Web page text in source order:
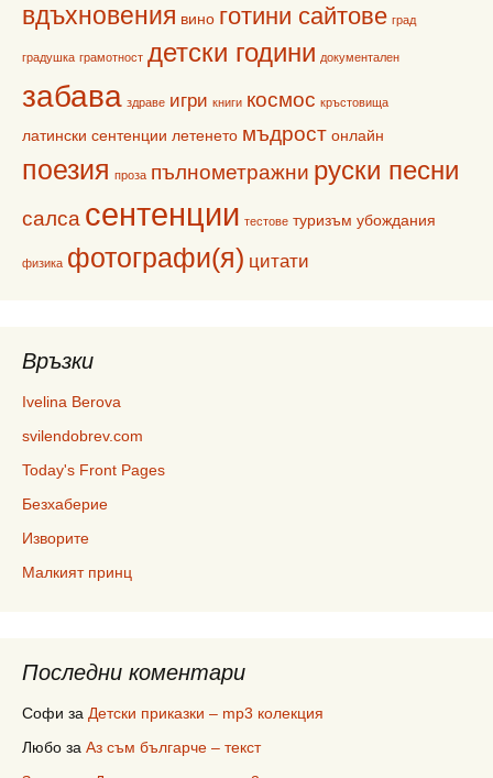
вдъхновения вино готини сайтове град
градушка грамотност детски години документален
забава здраве игри книги космос кръстовища
латински сентенции летенето мъдрост онлайн
поезия проза пълнометражни руски песни
салса сентенции тестове туризъм убождания
физика фотографи(я) цитати
Връзки
Ivelina Berova
svilendobrev.com
Today's Front Pages
Безхаберие
Изворите
Малкият принц
Последни коментари
Софи за Детски приказки – mp3 колекция
Любо за Аз съм българче – текст